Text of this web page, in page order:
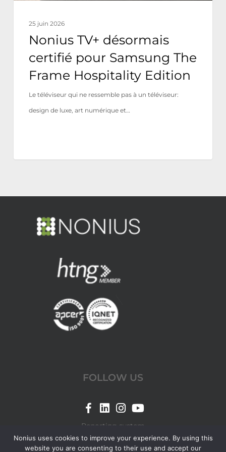
25 juin 2026
Nonius TV+ désormais
certifié pour Samsung The
Frame Hospitality Edition
Le téléviseur qui ne ressemble pas à un téléviseur:
design de luxe, art numérique et…
FOLLOW US
Link
Nonius
Link
Nonius
Link
Nonius
Link
Nonius
Reporting system
Nonius uses cookies to improve your experience. By using this
website you are consenting to their use and accept our